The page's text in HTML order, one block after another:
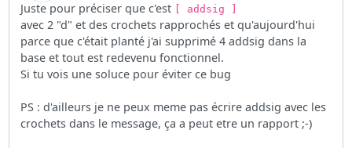
Juste pour préciser que c'est [ addsig ]
avec 2 "d" et des crochets rapprochés et qu'aujourd'hui
parce que c'était planté j'ai supprimé 4 addsig dans la
base et tout est redevenu fonctionnel.
Si tu vois une soluce pour éviter ce bug
PS : d'ailleurs je ne peux meme pas écrire addsig avec les
crochets dans le message, ça a peut etre un rapport ;-)